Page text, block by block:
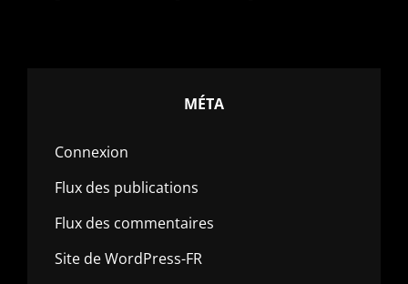
MÉTA
Connexion
Flux des publications
Flux des commentaires
Site de WordPress-FR